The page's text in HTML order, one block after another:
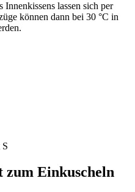
Innenkissens lassen sich per
können dann bei 30 °C in
zum Einkuscheln